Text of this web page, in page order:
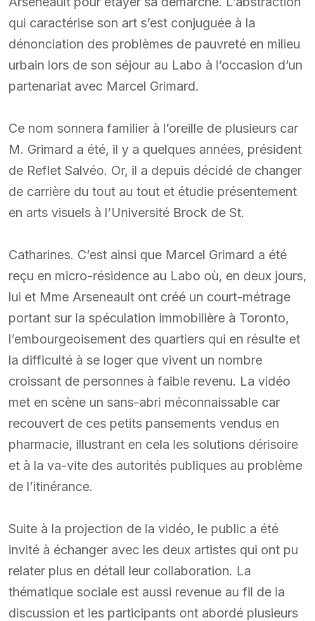
qui caractérise son art s’est conjuguée à la
dénonciation des problèmes de pauvreté en milieu
urbain lors de son séjour au Labo à l’occasion d’un
partenariat avec Marcel Grimard.
Ce nom sonnera familier à l’oreille de plusieurs car
M. Grimard a été, il y a quelques années, président
de Reflet Salvéo. Or, il a depuis décidé de changer
de carrière du tout au tout et étudie présentement
en arts visuels à l’Université Brock de St.
Catharines. C’est ainsi que Marcel Grimard a été
reçu en micro-résidence au Labo où, en deux jours,
lui et Mme Arseneault ont créé un court-métrage
portant sur la spéculation immobilière à Toronto,
l’embourgeoisement des quartiers qui en résulte et
la difficulté à se loger que vivent un nombre
croissant de personnes à faible revenu. La vidéo
met en scène un sans-abri méconnaissable car
recouvert de ces petits pansements vendus en
pharmacie, illustrant en cela les solutions dérisoire
et à la va-vite des autorités publiques au problème
de l’itinérance.
Suite à la projection de la vidéo, le public a été
invité à échanger avec les deux artistes qui ont pu
relater plus en détail leur collaboration. La
thématique sociale est aussi revenue au fil de la
discussion et les participants ont abordé plusieurs